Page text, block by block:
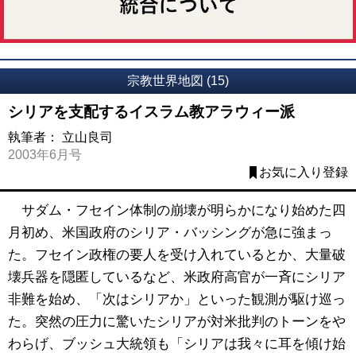
宗教世界地図 (15)
シリアを支配するイスラム教アラウィー派
執筆者： 立山良司
2003年6月号
お気に入り登録
サダム・フセイン体制の崩壊が明らかになり始めた四
月初め、米国政府のシリア・バッシングが急に強まっ
た。フセイン政権の要人を受け入れているとか、大量破
壊兵器を隠匿しているなど、米政府高官が一斉にシリア
非難を始め、「次はシリアか」といった観測が駆け巡っ
た。突然の圧力に驚いたシリアが対米批判のトーンをや
わらげ、ブッシュ大統領も「シリアは我々に耳を傾け始